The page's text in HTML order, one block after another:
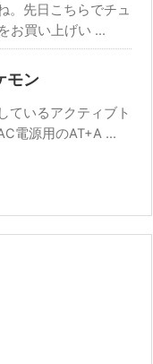
。先日こちらでチュ
お買い上げい ...
モン
ているアクティブト
電源用のAT+A ...